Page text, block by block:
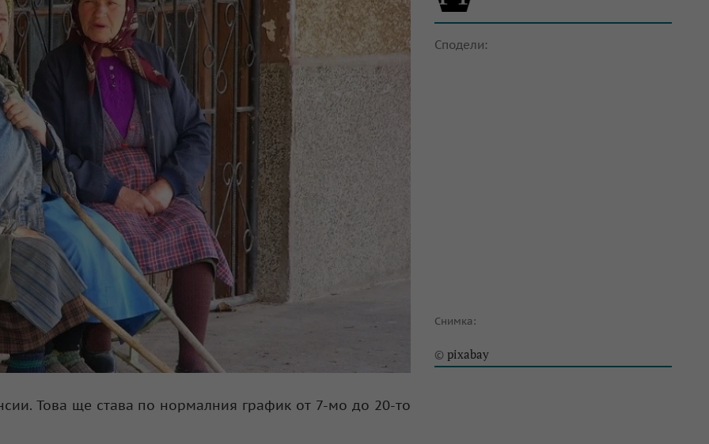
Сподели:
Снимка:
© pixabay
Това ще става по нормалния график от 7-мо до 20-то